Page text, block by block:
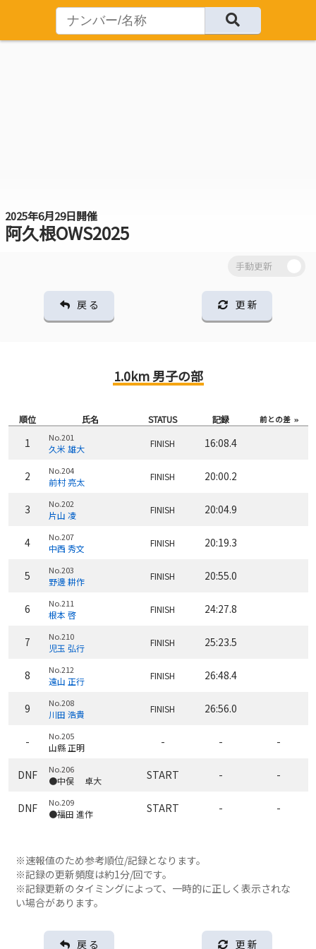
2025年6月29日開催
阿久根OWS2025
戻 る 更 新
1.0km 男子の部
順位 氏名 STATUS 記録 前との差
1 No.201
久米 雄大 FINISH 16:08.4
2 No.204
前村 亮太 FINISH 20:00.2
3 No.202
片山 凌 FINISH 20:04.9
4 No.207
中西 秀文 FINISH 20:19.3
5 No.203
野邊 耕作 FINISH 20:55.0
6 No.211
根本 啓 FINISH 24:27.8
7 No.210
児玉 弘行 FINISH 25:23.5
8 No.212
遠山 正行 FINISH 26:48.4
9 No.208
川田 浩貴 FINISH 26:56.0
- No.205
山縣 正明 - - -
DNF No.206
●中俣 卓大 START - -
DNF No.209
●福田 進作 START - -
※速報値のため参考順位/記録となります。
※記録の更新頻度は約1分/回です。
※記録更新のタイミングによって、一時的に正しく表示されな
い場合があります。
戻 る 更 新